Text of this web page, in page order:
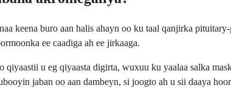
keena buro aan halis ahayn oo ku taal qanjirka
ee caadiga ah ee jirkaaga.
qiyaastii u eg qiyaasta digirta, wuxuu ku yaalaa salka
jaban oo aan dambeyn, si joogto ah u sii daaya